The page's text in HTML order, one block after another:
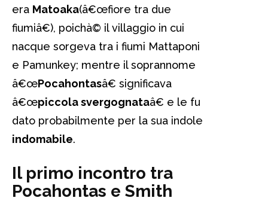
era Matoaka(â€œfiore tra due
fiumiâ€), poichà© il villaggio in cui
nacque sorgeva tra i fiumi Mattaponi
e Pamunkey; mentre il soprannome
â€œPocahontasâ€ significava
â€œpiccola svergognataâ€ e le fu
dato probabilmente per la sua indole
indomabile.
Il primo incontro tra
Pocahontas e Smith